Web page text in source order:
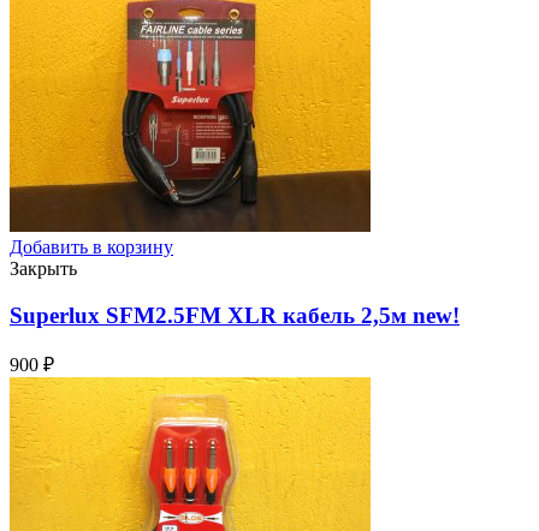
Добавить в корзину
Закрыть
Superlux SFM2.5FM XLR кабель 2,5м new!
900 ₽